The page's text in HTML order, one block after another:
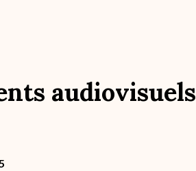
audiovisuels